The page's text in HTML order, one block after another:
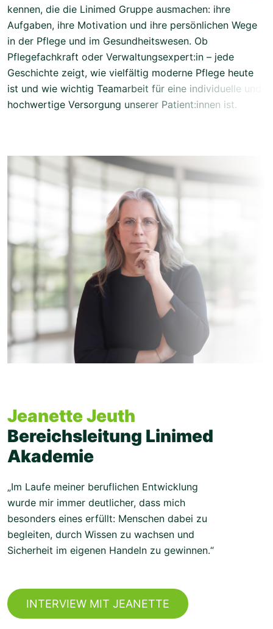
kennen, die die Linimed Gruppe ausmachen: ihre
Aufgaben, ihre Motivation und ihre persönlichen Wege
in der Pflege und im Gesundheitswesen. Ob
Pflegefachkraft oder Verwaltungsexpert:in – jede
Geschichte zeigt, wie vielfältig moderne Pflege heute
ist und wie wichtig Teamarbeit für eine individuelle und
hochwertige Versorgung unserer Patient:innen ist.
Jeanette Jeuth
Bereichsleitung Linimed
Akademie
„Im Laufe meiner beruflichen Entwicklung
wurde mir immer deutlicher, dass mich
besonders eines erfüllt: Menschen dabei zu
begleiten, durch Wissen zu wachsen und
Sicherheit im eigenen Handeln zu gewinnen.“
INTERVIEW MIT JEANETTE